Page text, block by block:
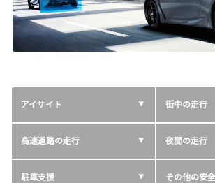
アイサイト 街中の走行
高速道路の走行 夜間の走行
駐車支援 その他の安